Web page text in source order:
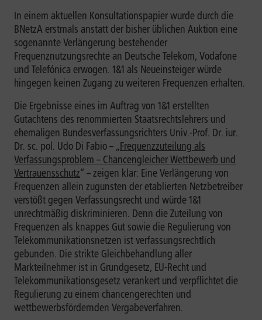
In einem aktuellen Konsultationspapier wurde durch die
BNetzA erstmals anstatt der bisher üblichen Auktion eine
sogenannte Verlängerung bestehender
Frequenznutzungsrechte an Deutsche Telekom, Vodafone
und Telefónica erwogen. 1&1 als Neueinsteiger würde
hingegen keinen Zugang zu weiteren Frequenzen erhalten.
Die Ergebnisse eines im Auftrag von 1&1 erstellten
Gutachtens des renommierten Staatsrechtslehrers und
ehemaligen Bundesverfassungsrichters Univ.-Prof. Dr. iur.
Dr. sc. pol. Udo Di Fabio – „Frequenzzuteilung als
Verfassungsproblem – Chancengleicher Wettbewerb und
Vertrauensschutz“ – zeigen klar: Eine Verlängerung von
Frequenzen allein zugunsten der etablierten Netzbetreiber
verstößt gegen Verfassungsrecht und würde 1&1
unrechtmäßig diskriminieren. Denn die Zuteilung von
Frequenzen als knappes Gut sowie die Regulierung von
Telekommunikationsnetzen ist verfassungsrechtlich
gebunden. Die strikte Gleichbehandlung aller
Markteilnehmer ist in Grundgesetz, EU-Recht und
Telekommunikationsgesetz verankert und verpflichtet die
Regulierung zu einem chancengerechten und
wettbewerbsfördernden Vergabeverfahren.